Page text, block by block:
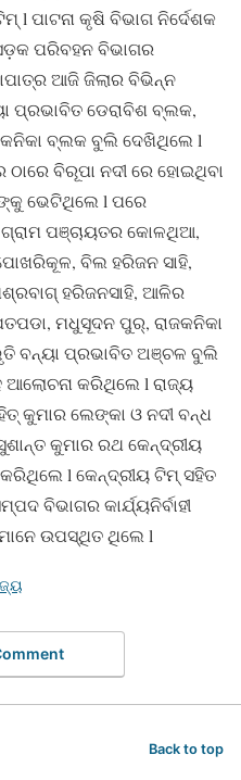
ପାଟନା କୃଷି ବିଭାଗ ନିର୍ଦେଶକ
ପରିବହନ ବିଭାଗର
ଆଜି ଜିଲାର ବିଭିନ୍ନ
ପ୍ରଭାବିତ ଡେରାବିଶ ବ୍ଲକ,
ବ୍ଲକ ବୁଲି ଦେଖିଥିଲେ l
ବିରୂପା ନଦୀ ରେ ହୋଇଥିବା
ଭେଟିଥିଲେ l ପରେ
ପଞ୍ଚାୟତର କୋଳଥିଆ,
ବିଲ ହରିଜନ ସାହି,
ହରିଜନସାହି, ଆଳିର
ମଧୁସୂଦନ ପୁର୍, ରାଜକନିକା
ବନ୍ୟା ପ୍ରଭାବିତ ଅଞ୍ଚଳ ବୁଲି
ଆଲୋଚନା କରିଥିଲେ l ରାଜ୍ୟ
କୁମାର ଲେଙ୍କା ଓ ନଦୀ ବନ୍ଧ
କୁମାର ରଥ କେନ୍ଦ୍ରୀୟ
l କେନ୍ଦ୍ରୀୟ ଟିମ୍ ସହିତ
ବିଭାଗର କାର୍ଯ୍ୟନିର୍ବାହୀ
ଉପସ୍ଥିତ ଥିଲେ l
Back to top